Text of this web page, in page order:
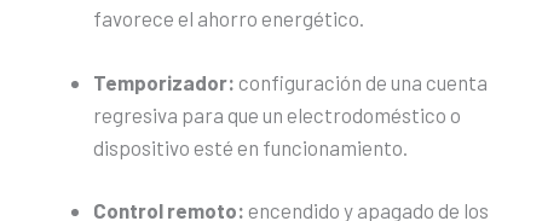
favorece el ahorro energético.
Temporizador: configuración de una cuenta
regresiva para que un electrodoméstico o
dispositivo esté en funcionamiento.
Control remoto: encendido y apagado de los